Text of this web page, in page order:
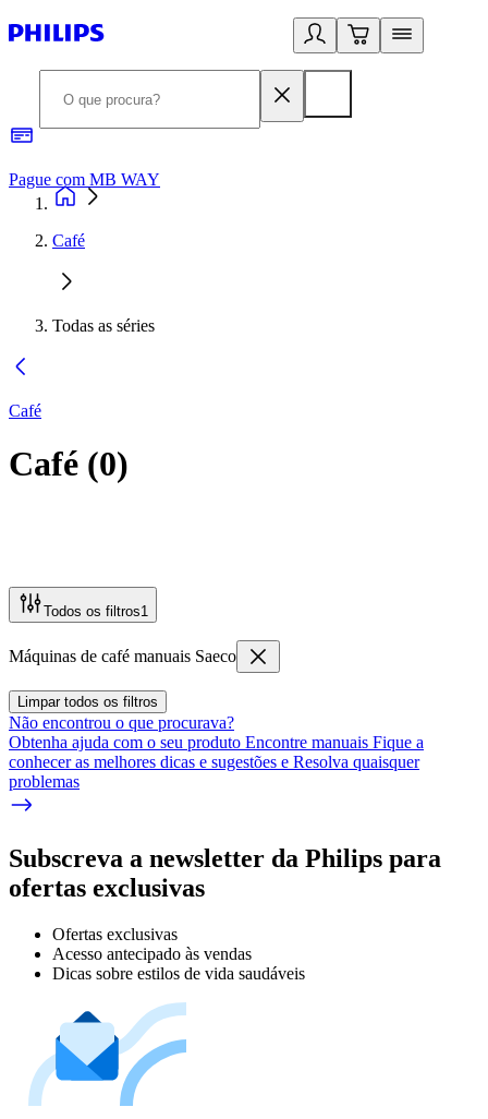
Pague com MB WAY
Café
Todas as séries
Café
Café (0)
Todos os filtros1
Máquinas de café manuais Saeco
Limpar todos os filtros
Não encontrou o que procurava?
Obtenha ajuda com o seu produto Encontre manuais Fique a
conhecer as melhores dicas e sugestões e Resolva quaisquer
problemas
Subscreva a newsletter da Philips para
ofertas exclusivas
Ofertas exclusivas
Acesso antecipado às vendas
Dicas sobre estilos de vida saudáveis